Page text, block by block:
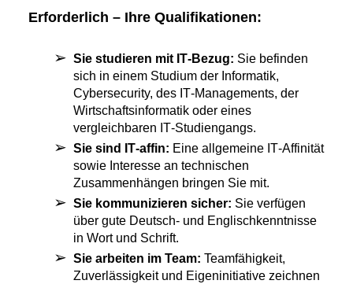
Erforderlich – Ihre Qualifikationen:
Sie studieren mit IT‑Bezug: Sie befinden
sich in einem Studium der Informatik,
Cybersecurity, des IT‑Managements, der
Wirtschaftsinformatik oder eines
vergleichbaren IT‑Studiengangs.
Sie sind IT‑affin: Eine allgemeine IT‑Affinität
sowie Interesse an technischen
Zusammenhängen bringen Sie mit.
Sie kommunizieren sicher: Sie verfügen
über gute Deutsch‑ und Englischkenntnisse
in Wort und Schrift.
Sie arbeiten im Team: Teamfähigkeit,
Zuverlässigkeit und Eigeninitiative zeichnen